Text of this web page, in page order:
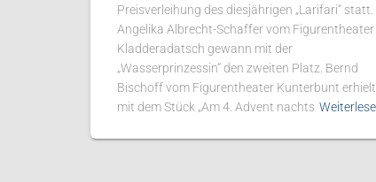
Preisverleihung des diesjährigen „Larifari“ statt.
Angelika Albrecht-Schaffer vom Figurentheater
Kladderadatsch gewann mit der
„Wasserprinzessin“ den zweiten Platz. Bernd
Bischoff vom Figurentheater Kunterbunt erhielt
mit dem Stück „Am 4. Advent nachts